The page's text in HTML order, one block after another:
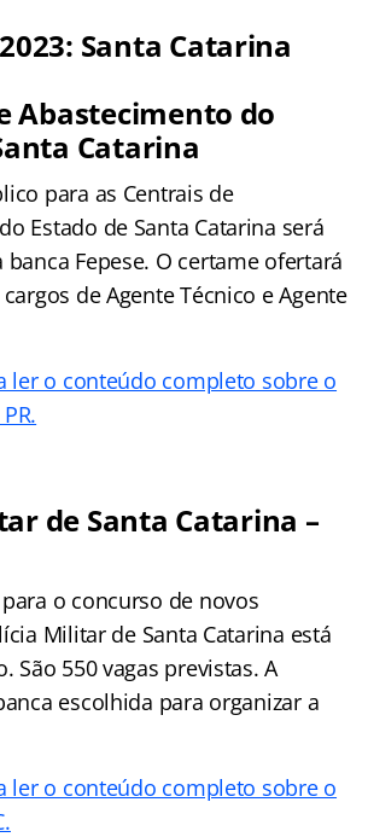
Santa Catarina
Abastecimento do
Catarina
para as Centrais de
Estado de Santa Catarina será
Fepese. O certame ofertará
de Agente Técnico e Agente
ler o conteúdo completo sobre o
de Santa Catarina –
o concurso de novos
Militar de Santa Catarina está
São 550 vagas previstas. A
escolhida para organizar a
ler o conteúdo completo sobre o